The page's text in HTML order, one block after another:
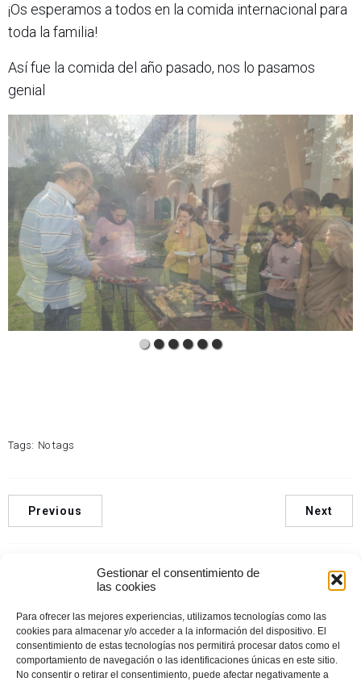
Gestionar el consentimiento de
las cookies
Para ofrecer las mejores experiencias, utilizamos tecnologías como las
cookies para almacenar y/o acceder a la información del dispositivo. El
consentimiento de estas tecnologías nos permitirá procesar datos como el
comportamiento de navegación o las identificaciones únicas en este sitio.
No consentir o retirar el consentimiento, puede afectar negativamente a
¡Os esperamos a todos en la comida internacional para
toda la familia!
Así fue la comida del año pasado, nos lo pasamos
genial
Tags: No tags
Previous Next
Comments are closed